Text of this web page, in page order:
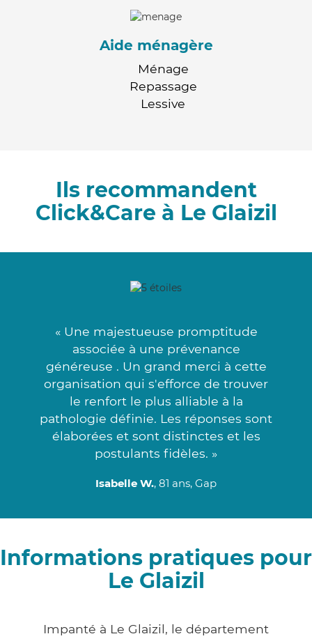
Aide ménagère
Ménage
Repassage
Lessive
Ils recommandent
Click&Care à Le Glaizil
« Une majestueuse promptitude
associée à une prévenance
généreuse . Un grand merci à cette
organisation qui s'efforce de trouver
le renfort le plus alliable à la
pathologie définie. Les réponses sont
élaborées et sont distinctes et les
postulants fidèles. »
Isabelle W., 81 ans, Gap
Informations pratiques pour
Le Glaizil
Impanté à Le Glaizil, le département